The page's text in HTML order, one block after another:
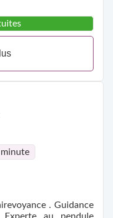
. Guidance
au pendule